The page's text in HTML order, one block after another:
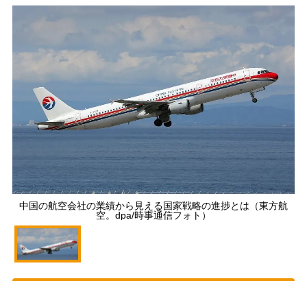
中国の航空会社の業績から見える国家戦略の進捗とは（東方航
空。dpa/時事通信フォト）